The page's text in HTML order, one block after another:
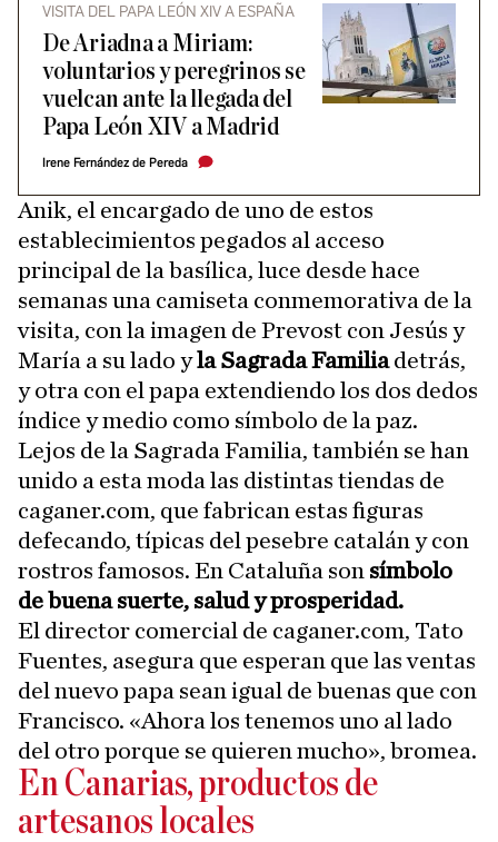
VISITA DEL PAPA LEÓN XIV A ESPAÑA
De Ariadna a Miriam:
voluntarios y peregrinos se
vuelcan ante la llegada del
Papa León XIV a Madrid
Irene Fernández de Pereda
Anik, el encargado de uno de estos
establecimientos pegados al acceso
principal de la basílica, luce desde hace
semanas una camiseta conmemorativa de la
visita, con la imagen de Prevost con Jesús y
María a su lado yla Sagrada Familiadetrás,
y otra con el papa extendiendo los dos dedos
índice y medio como símbolo de la paz.
Lejos de la Sagrada Familia, también se han
unido a esta moda las distintas tiendas de
caganer.com, que fabrican estas figuras
defecando, típicas del pesebre catalán y con
rostros famosos. En Cataluña son símbolo
de buena suerte, salud y prosperidad.
El director comercial de caganer.com, Tato
Fuentes, asegura que esperan que las ventas
del nuevo papa sean igual de buenas que con
Francisco. «Ahora los tenemos uno al lado
del otro porque se quieren mucho», bromea.
En Canarias, productos de
artesanos locales